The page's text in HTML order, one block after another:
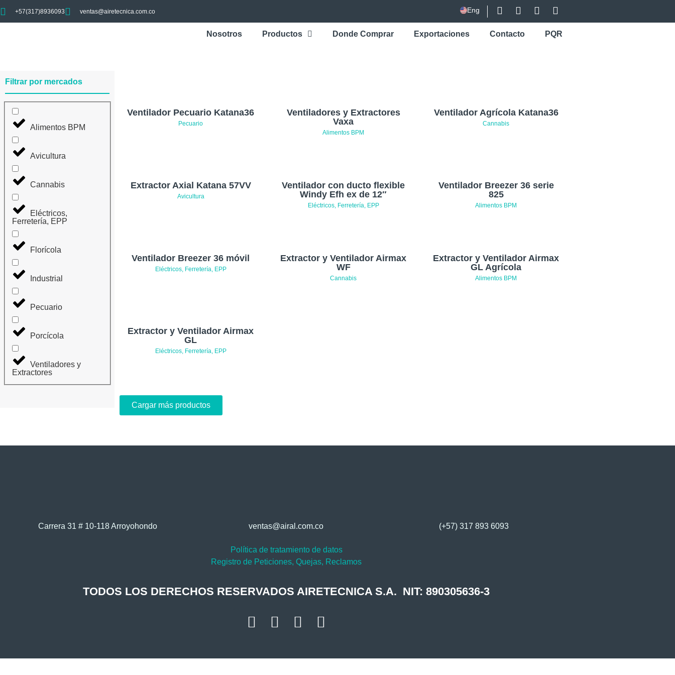
+57(317)8936093 ventas@airetecnica.com.co Eng
Nosotros Productos Donde Comprar Exportaciones Contacto PQR
Filtrar por mercados
Alimentos BPM
Avicultura
Cannabis
Eléctricos,
Ferretería, EPP
Florícola
Industrial
Pecuario
Porcícola
Ventiladores y
Extractores
Ventilador Pecuario Katana36
Pecuario
Ventiladores y Extractores
Vaxa
Alimentos BPM
Ventilador Agrícola Katana36
Cannabis
Extractor Axial Katana 57VV
Avicultura
Ventilador con ducto flexible
Windy Efh ex de 12″
Eléctricos, Ferretería, EPP
Ventilador Breezer 36 serie
825
Alimentos BPM
Ventilador Breezer 36 móvil
Eléctricos, Ferretería, EPP
Extractor y Ventilador Airmax
WF
Cannabis
Extractor y Ventilador Airmax
GL Agrícola
Alimentos BPM
Extractor y Ventilador Airmax
GL
Eléctricos, Ferretería, EPP
Cargar más productos
Carrera 31 # 10-118 Arroyohondo ​ ventas@airal.com.co​ (+57) 317 893 6093​
Política de tratamiento de datos
Registro de Peticiones, Quejas, Reclamos
TODOS LOS DERECHOS RESERVADOS AIRETECNICA S.A. NIT: 890305636-3